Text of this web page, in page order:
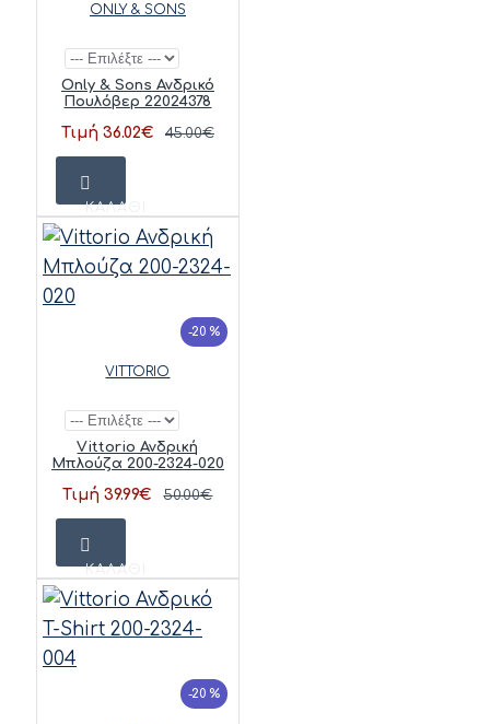
ONLY & SONS
Only & Sons Ανδρικό
Πουλόβερ 22024378
Τιμή 36.02€ 45.00€
ΚΑΛΆΘΙ
-20 %
VITTORIO
Vittorio Ανδρική
Μπλούζα 200-2324-020
Τιμή 39.99€ 50.00€
ΚΑΛΆΘΙ
-20 %